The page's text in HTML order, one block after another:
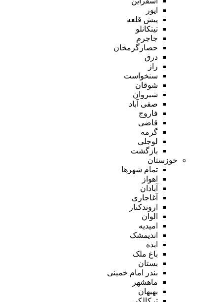
ایور
پیش قلعه
تیتکانلو
جاجرم
حصارگرمخان
درق
راز
سنخواست
شوقان
شیروان
صفی آباد
فاروج
قاضی
گرمه
لوجلی
بازگشت
خوزستان
تمام شهر‌ها
اهواز
آبادان
آغاجاری
اروندکنار
الوان
امیدیه
اندیمشک
ایذه
باغ ملک
بستان
بندر امام خمینی
ماهشهر
بهبهان